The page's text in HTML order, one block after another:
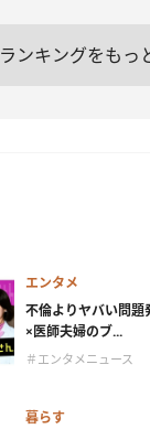
ランキングをもっ
エンタメ
不倫よりヤバい問
×医師夫婦のブ...
＃エンタメニュース
暮らす